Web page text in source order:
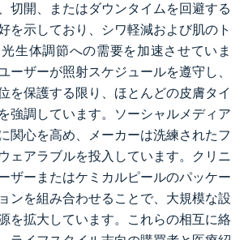
切開、またはダウンタイムを回避する
を示しており、シワ軽減および肌のト
生体調節への需要を加速させていま
ーザーが照射スケジュールを遵守し、
を保護する限り、ほとんどの皮膚タイ
強調しています。ソーシャルメディア
関心を高め、メーカーは洗練されたフ
ェアラブルを投入しています。クリニ
ザーまたはケミカルピールのパッケー
ンを組み合わせることで、大規模な設
を拡大しています。これらの相互に絡